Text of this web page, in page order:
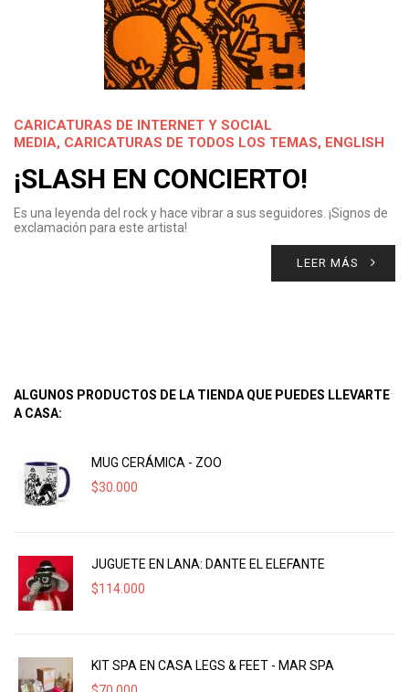
CARICATURAS DE INTERNET Y SOCIAL
MEDIA, CARICATURAS DE TODOS LOS TEMAS, ENGLISH
¡SLASH EN CONCIERTO!
Es una leyenda del rock y hace vibrar a sus seguidores. ¡Signos de
exclamación para este artista!
LEER MÁS
ALGUNOS PRODUCTOS DE LA TIENDA QUE PUEDES LLEVARTE
A CASA:
MUG CERÁMICA - ZOO
$30.000
JUGUETE EN LANA: DANTE EL ELEFANTE
$114.000
KIT SPA EN CASA LEGS & FEET - MAR SPA